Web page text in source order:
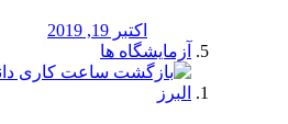
اکتبر 19, 2019
آزمایشگاه ها